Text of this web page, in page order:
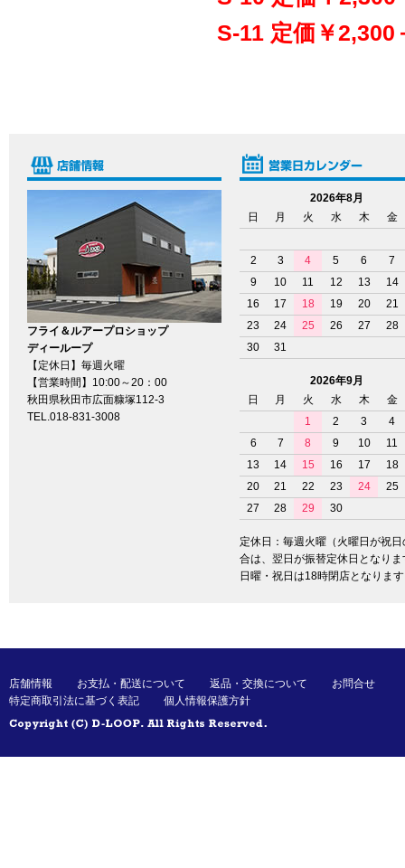
S-11 定価￥
フライ＆ルアープロショップ
ディーループ
【定休日】毎週火曜
【営業時間】10:00～20：00
秋田県秋田市広面糠塚112-3
TEL.018-831-3008
2026年8月
日
月 火 水 木 金
2 3 4 5 6
7
9
10 11 12 13
14
16
17 18 19 20
21
23
24 25 26 27
28
30
31
2026年9月
日
月 火 水 木
金
1
2 3
4
6
7 8 9 10
11
13
14 15 16 17
18
20
21 22 23 24
25
27
28 29 30
定休日：毎週火曜（火曜日が祝日
合は、翌日が振替定休日となりま
日曜・祝日は18時閉店となりま
店舗情報 お支払・配送について 返品・交換について
お問合せ
特定商取引法に基づく表記
個人情報保護方針